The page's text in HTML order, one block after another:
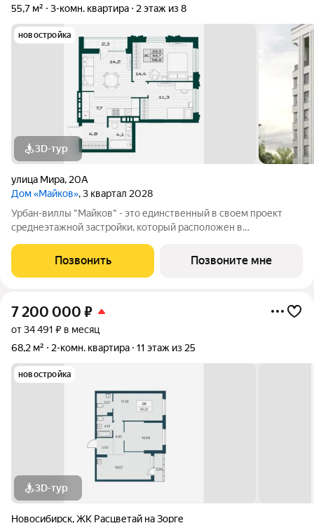
55,7 м² 3-комн. квартира 2 этаж из 8
новостройка
3D-тур
улица Мира, 20А
Дом «Майков», 3 квартал 2028
Урбан-виллы "Майков" - это единственный в своем проект
среднеэтажной застройки, который расположен в
уют и безопасность внутридомовой территории создают
будущее комьюнити счастливых жителей.
Позвонить Позвоните мне
7 200 000 ₽
от 34 491 ₽ в месяц
68,2 м²
2-комн. квартира 11 этаж из 25
новостройка
3D-тур
Новосибирск,ЖК Расцветай на Зорге